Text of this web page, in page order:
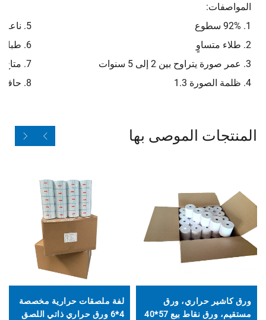
المواصفات:
1. 92% سطوع
5. ناعم على الجانب الأمامي والخلفي
2. طلاء متساوٍ
6. طباعة أولية بواسطة الشركة المصنعة الأصلية (OEM)
3. عمر صورة يتراوح بين 2 إلى 5 سنوات
7. متاح بأحجام مختلفة
4. ظلمة الصورة 1.3
8. حافة نظيفة
المنتجات الموصى بها
ورق كاشير حراري، ورق
مستقيم، ورق نقاط بيع 57*40
لفة ملصقات حرارية مخصصة
4*6 ورق حراري ذاتي اللصق